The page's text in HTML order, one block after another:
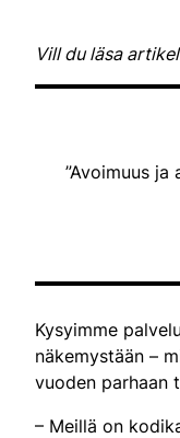
Vill du läsa
”Avoimuus
Kysyimme
näkemystään –
vuoden parhaan
– Meillä on